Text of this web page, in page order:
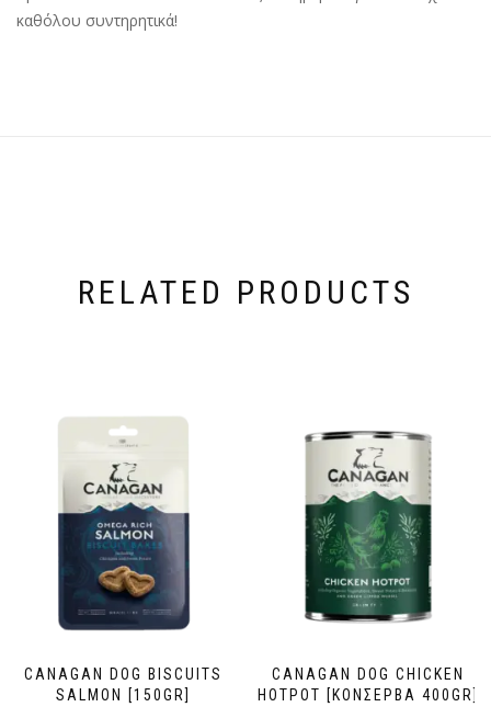
καθόλου συντηρητικά!
RELATED PRODUCTS
CANAGAN DOG BISCUITS
SALMON [150GR]
CANAGAN DOG CHICKEN
HOTPOT [ΚΟΝΣΕΡΒΑ 400GR]